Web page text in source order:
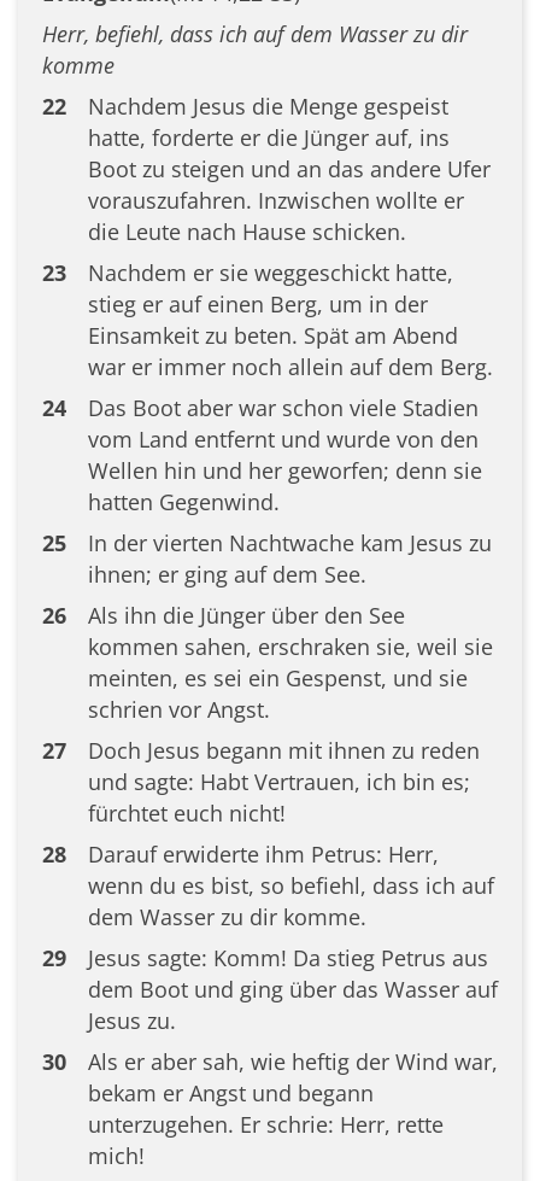
Herr, befiehl, dass ich auf dem Wasser zu dir
komme
22
Nachdem Jesus die Menge gespeist
hatte, forderte er die Jünger auf, ins
Boot zu steigen und an das andere Ufer
vorauszufahren. Inzwischen wollte er
die Leute nach Hause schicken.
23
Nachdem er sie weggeschickt hatte,
stieg er auf einen Berg, um in der
Einsamkeit zu beten. Spät am Abend
war er immer noch allein auf dem Berg.
24
Das Boot aber war schon viele Stadien
vom Land entfernt und wurde von den
Wellen hin und her geworfen; denn sie
hatten Gegenwind.
25
In der vierten Nachtwache kam Jesus zu
ihnen; er ging auf dem See.
26
Als ihn die Jünger über den See
kommen sahen, erschraken sie, weil sie
meinten, es sei ein Gespenst, und sie
schrien vor Angst.
27
Doch Jesus begann mit ihnen zu reden
und sagte: Habt Vertrauen, ich bin es;
fürchtet euch nicht!
28
Darauf erwiderte ihm Petrus: Herr,
wenn du es bist, so befiehl, dass ich auf
dem Wasser zu dir komme.
29
Jesus sagte: Komm! Da stieg Petrus aus
dem Boot und ging über das Wasser auf
Jesus zu.
30
Als er aber sah, wie heftig der Wind war,
bekam er Angst und begann
unterzugehen. Er schrie: Herr, rette
mich!